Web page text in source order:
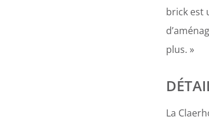
brick est
plus. »
La